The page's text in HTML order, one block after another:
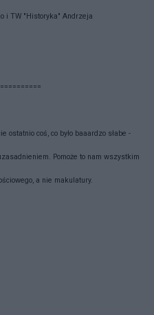
i TW "Historyka" Andrzeja
coś, co było baaardzo słabe -
Pomoże to nam wszystkim
a nie makulatury.